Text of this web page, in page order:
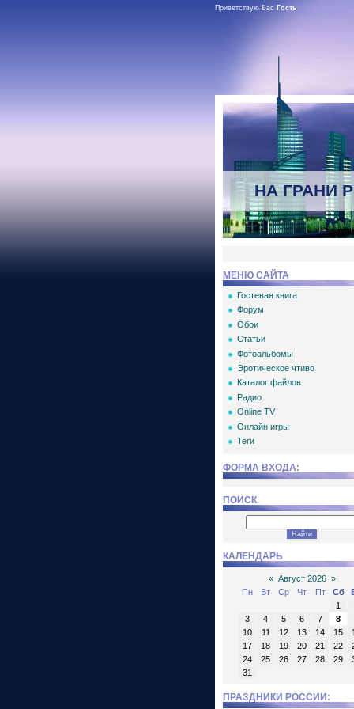
Приветствую Вас Гость
НА ГРАНИ
МЕНЮ САЙТА
Гостевая книга
Форум
Обои
Статьи
Фотоальбомы
Эротическое чтиво
Каталог файлов
Радио
Online TV
Онлайн игры
Теги
ФОРМА ВХОДА:
ПОИСК
КАЛЕНДАРЬ
« Август 2026 »
Пн
Вт Ср Чт Пт Сб
1
3
4 5 6 7
8
10
11 12 13 14 15
17
18 19 20 21 22
24
25 26 27 28 29
31
ПРАЗДНИКИ РОССИИ: